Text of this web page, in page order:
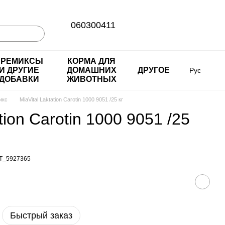
060300411
И ДРУГИЕ
КОРМА ДЛЯ
ДОМАШНИХ
ЖИВОТНЫХ
ДРУГОЕ Рус
MiaVital Laktation Carotin 1000 9051 /25 кг
Carotin 1000 9051 /25
Быстрый заказ